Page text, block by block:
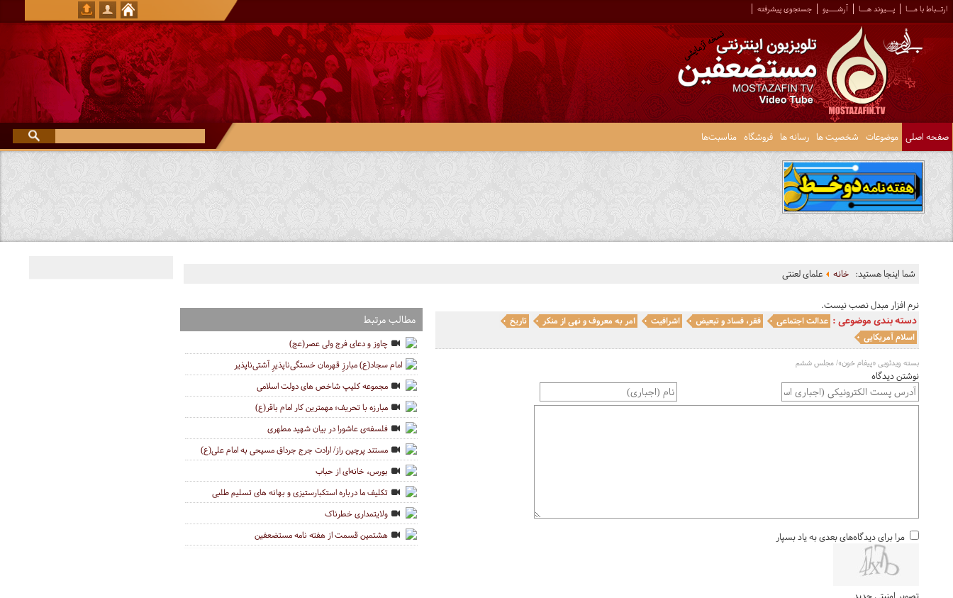
ارتــباط با مـــا پـــیوند هـــا آرشــــیو جستجوی پیشرفته
صفحه اصلی موضوعات شخصیت ها رسانه ها فروشگاه مناسبت‌ها
شما اینجا هستید: خانه علمای لعنتی
نرم افزار مبدل نصب نیست.
مطالب مرتبط
چاوز و دعای فرج ولی عصر(عج)
امام سجاد(ع) مبارزِ قهرمان خستگى‌ناپذیرِ آشتى‌ناپذیر
مجموعه کلیپ شاخص های دولت اسلامی
مبارزه با تحریف؛ مهمترین کار امام باقر(ع)
فلسفه‌ی عاشورا در بیان شهید مطهری
مستند پرچین راز/ ارادت جرج جرداق مسیحی به امام علی(ع)
بورس، خانه‌ای از حباب
تکلیف ما درباره استکبارستیزی و بهانه های تسلیم طلبی
ولایتمداری خطرناک
هشتمین قسمت از هفته نامه مستضعفین
دسته بندی موضوعی : عدالت اجتماعی فقر، فساد و تبعیض اشرافیت امر به معروف و نهی از منکر
تاریخ
اسلام آمریکایی
بسته ویدئویی «پیغام خون»/ مجلس ششم
نوشتن دیدگاه
مرا برای دیدگاه‌های بعدی به یاد بسپار